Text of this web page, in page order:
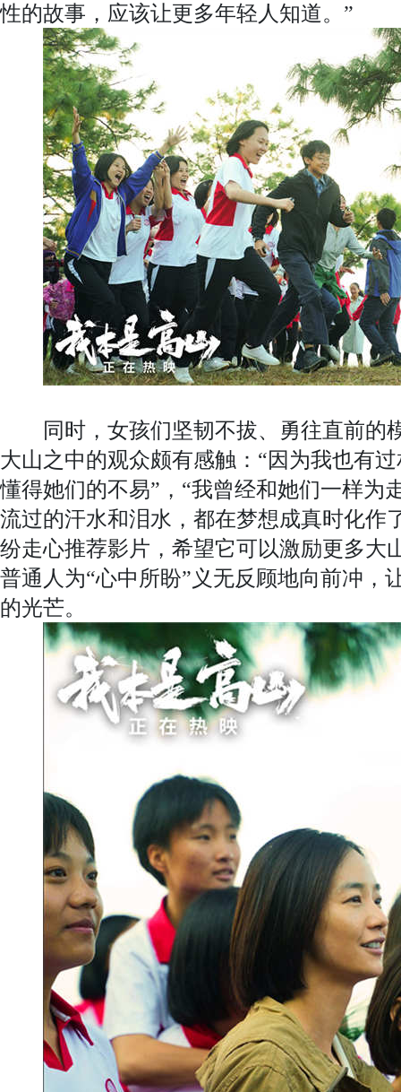
性的故事，应该让更多年轻人知道。”
同时，女孩们坚韧不拔、勇往直前的
大山之中的观众颇有感触：“因为我也有
懂得她们的不易”，“我曾经和她们一样为
流过的汗水和泪水，都在梦想成真时化作
纷走心推荐影片，希望它可以激励更多大
普通人为“心中所盼”义无反顾地向前冲，
的光芒。